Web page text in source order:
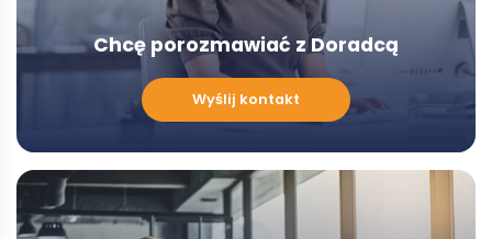
Chcę porozmawiać z Doradcą
porozmawiać
Doradcą
-
Modal
Wyślij kontakt